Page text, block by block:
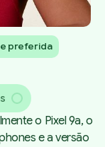
preferida
o Pixel 9a, o
e a versão